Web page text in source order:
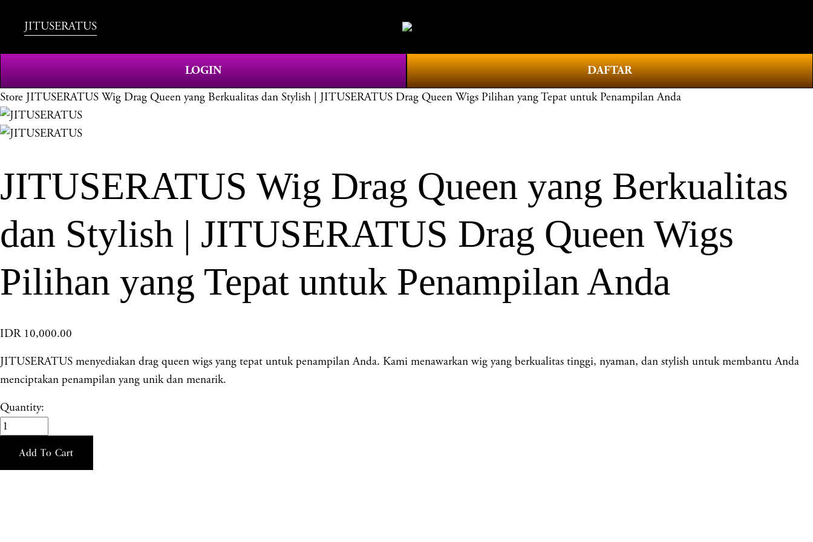
JITUSERATUS
LOGIN DAFTAR
Store JITUSERATUS Wig Drag Queen yang Berkualitas dan Stylish | JITUSERATUS Drag Queen Wigs Pilihan yang Tepat untuk Penampilan Anda
JITUSERATUS Wig Drag Queen yang Berkualitas
dan Stylish | JITUSERATUS Drag Queen Wigs
Pilihan yang Tepat untuk Penampilan Anda
IDR 10,000.00
JITUSERATUS menyediakan drag queen wigs yang tepat untuk penampilan Anda. Kami menawarkan wig yang berkualitas tinggi, nyaman, dan stylish untuk membantu Anda
menciptakan penampilan yang unik dan menarik.
Quantity:
Add To Cart